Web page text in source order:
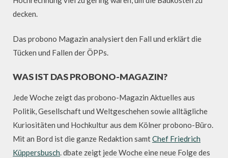
decken.
Das probono Magazin analysiert den Fall und erklärt die
Tücken und Fallen der ÖPPs.
WAS IST DAS PROBONO-MAGAZIN?
Jede Woche zeigt das probono-Magazin Aktuelles aus
Politik, Gesellschaft und Weltgeschehen sowie alltägliche
Kuriositäten und Hochkultur aus dem Kölner probono-Büro.
Mit an Bord ist die ganze Redaktion samtChef Friedrich
Küppersbusch. dbate zeigt jede Woche eine neue Folge des